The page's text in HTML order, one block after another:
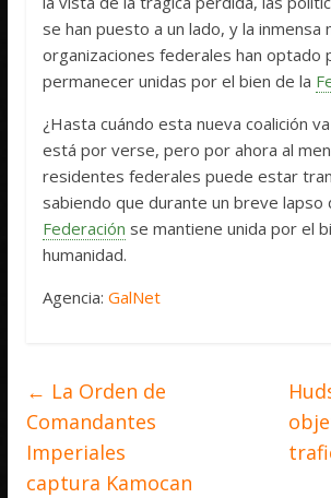
se han puesto a un lado, y la inmensa
organizaciones federales han optado
permanecer unidas por el bien de la
¿Hasta cuándo esta nueva coalición
está por verse, pero por ahora al
residentes federales puede estar
sabiendo que durante un breve lapso
Federación se mantiene unida por el
humanidad.
Agencia:GalNet
← La Orden de
Comandantes
Imperiales
captura Kamocan